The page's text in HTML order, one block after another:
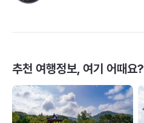
추천 여행정보, 여기 어때요?